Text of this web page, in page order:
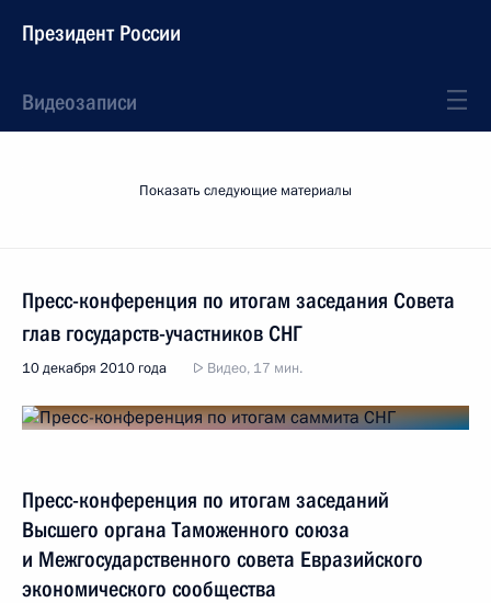
Президент России
Видеозаписи
Показать следующие материалы
Пресс-конференция по итогам заседания Совета
глав государств-участников СНГ
10 декабря 2010 года Видео, 17 мин.
Пресс-конференция по итогам заседаний
Высшего органа Таможенного союза
и Межгосударственного совета Евразийского
экономического сообщества